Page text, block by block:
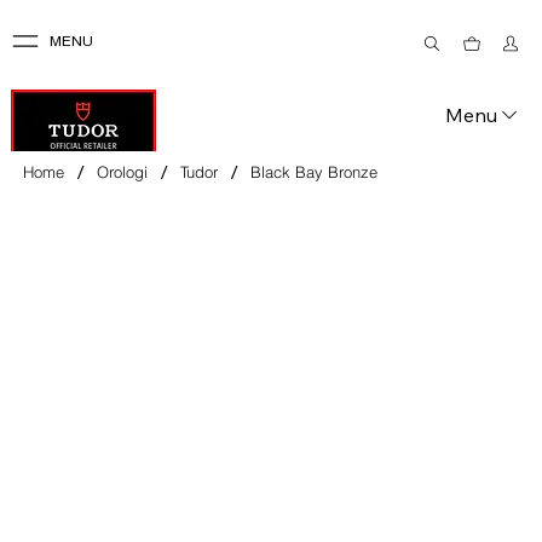
MENU
Menu
Home / Orologi / Tudor / Black Bay Bronze